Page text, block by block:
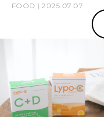
FOOD | 2025.07.07